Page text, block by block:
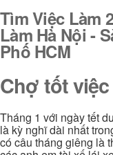
Tìm Việc Làm
Làm Hà Nội -
Phố HCM
Chợ tốt việc
Tháng 1 với ngày tết
là kỳ nghĩ dài nhất
có câu tháng giêng là